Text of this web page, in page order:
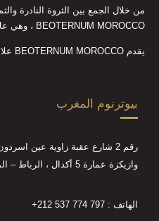
من خلال الجمع بين الثروة النادرة
BEOTERNUM MOROCCO ، وهي علامة تجارية تجمع بين الخبرة والكفاءة.
يقدم BEOTERNUM MOROCCO علاجات طبيعية استثنائية.
بيوترنوم المغرب
رقم 2 شارع عقبة زاوية عين اسردون
وازيكزة عمارة 5 أكدال ، الرباط – المغرب
الهاتف : +212 537 774 797